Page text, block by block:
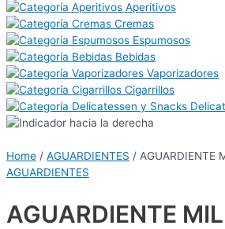
Aperitivos
Cremas
Espumosos
Bebidas
Vaporizadores
Cigarrillos
Home / AGUARDIENTES / AGUARDIENTE
AGUARDIENTES
AGUARDIENTE MIL